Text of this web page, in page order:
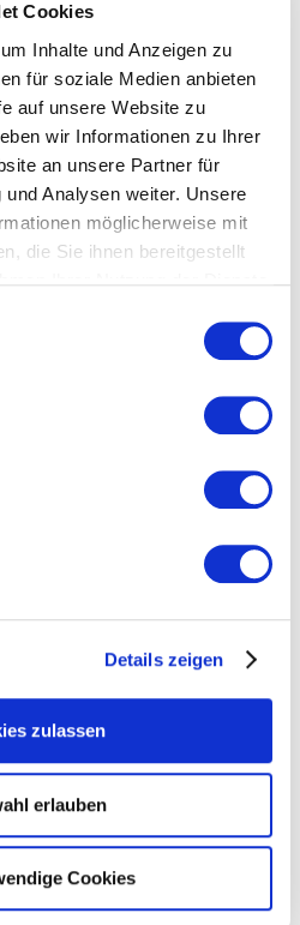
Cookies
Inhalte und Anzeigen zu
für soziale Medien anbieten
auf unsere Website zu
wir Informationen zu Ihrer
an unsere Partner für
Analysen weiter. Unsere
möglicherweise mit
die Sie ihnen bereitgestellt
Details zeigen
zulassen
erlauben
Cookies
ist der Erfüllungsaufwand,
Hauptgeschäftsführerin
darf sich nicht darauf
von EU-Richtlinien von der
sind, sondern muss
intensiv für einen signifikanten
Sie in
bitten wir darum,